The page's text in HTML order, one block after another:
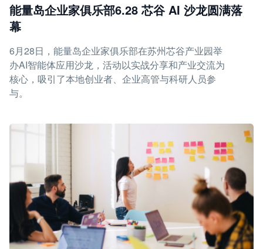
能量岛企业家俱乐部6.28 芯谷 AI 沙龙圆满落
幕
6月28日，能量岛企业家俱乐部在苏州芯谷产业园举
办AI智能体应用沙龙，活动以实战分享和产业交流为
核心，吸引了本地创业者、企业高管与科研人员参
与。